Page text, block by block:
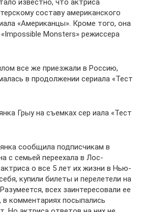
известно, что актриса
составу американского
«Американцы». Кроме того, она
Monsters» режиссера
все же приезжали в Россию,
в продолжении сериала «Тест
Грыу на съемках сер иала «Тест
сообщила подписчикам в
с семьей переехала в Лос-
о все 5 лет их жизни в Нью-
купили билеты и перелетели на
всех заинтересовали ее
в комментариях посыпались